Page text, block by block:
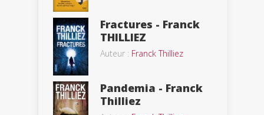
Fractures - Franck
THILLIEZ
Auteur : Franck Thilliez
Pandemia - Franck
Thilliez